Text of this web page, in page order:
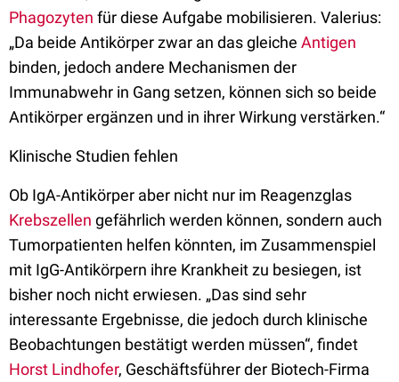
Phagozyten für diese Aufgabe mobilisieren. Valerius:
„Da beide Antikörper zwar an das gleiche Antigen
binden, jedoch andere Mechanismen der
Immunabwehr in Gang setzen, können sich so beide
Antikörper ergänzen und in ihrer Wirkung verstärken.“
Klinische Studien fehlen
Ob IgA-Antikörper aber nicht nur im Reagenzglas
Krebszellen gefährlich werden können, sondern auch
Tumorpatienten helfen könnten, im Zusammenspiel
mit IgG-Antikörpern ihre Krankheit zu besiegen, ist
bisher noch nicht erwiesen. „Das sind sehr
interessante Ergebnisse, die jedoch durch klinische
Beobachtungen bestätigt werden müssen“, findet
Horst Lindhofer, Geschäftsführer der Biotech-Firma